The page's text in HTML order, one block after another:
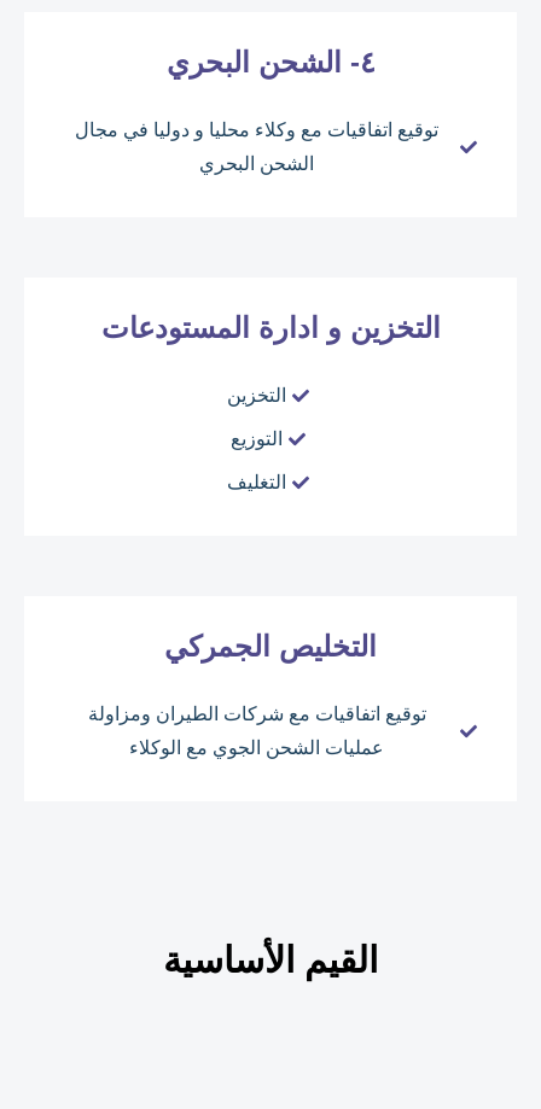
توقيع اتفاقيات مع وكلاء محليا و دوليا في مجال
الشحن البحري
التخزين و ادارة المستودعات
التخزين
التوزيع
التغليف
التخليص الجمركي
توقيع اتفاقيات مع شركات الطيران ومزاولة
عمليات الشحن الجوي مع الوكلاء
القيم الأساسية